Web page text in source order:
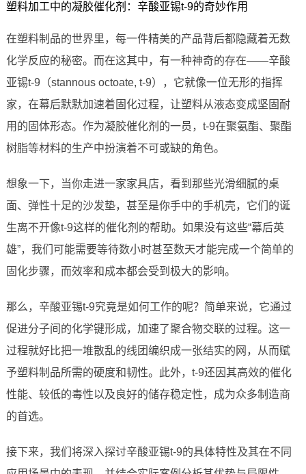
塑料加工中的凝胶催化剂：辛酸亚锡t-9的奇妙作用
在塑料制品的世界里，每一件精美的产品背后都隐藏着无数
化学反应的秘密。而在这其中，有一种神奇的存在——辛酸
亚锡t-9（stannous octoate, t-9），它就像一位无形的指挥
家，在幕后默默加速着固化过程，让塑料从液态变成坚固耐
用的固体形态。作为凝胶催化剂的一员，t-9在聚氨酯、聚酯
树脂等材料的生产中扮演着不可或缺的角色。
想象一下，当你走进一家家具店，看到那些光滑细腻的桌
面、弹性十足的沙发垫，甚至是你手中的手机壳，它们的诞
生离不开像t-9这样的催化剂的帮助。如果没有这些“幕后英
雄”，我们可能需要等待数小时甚至数天才能完成一个简单的
固化步骤，而效率和成本都会受到极大的影响。
那么，辛酸亚锡t-9究竟是如何工作的呢？简单来说，它通过
促进分子间的化学键形成，加速了聚合物交联的过程。这一
过程就好比把一堆散乱的线团编织成一张结实的网，从而赋
予塑料制品所需的硬度和韧性。此外，t-9还因其高效的催化
性能、较低的毒性以及良好的储存稳定性，成为众多制造商
的首选。
接下来，我们将深入探讨辛酸亚锡t-9的具体特性及其在不同